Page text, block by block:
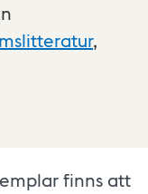
,
finns att